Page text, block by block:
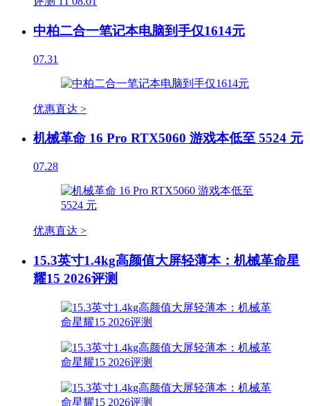
中柏二合一笔记本电脑到手仅1614元
07.31
优惠直达 >
机械革命 16 Pro RTX5060 游戏本低至 5524 元
07.28
优惠直达 >
15.3英寸1.4kg高颜值大屏轻薄本：机械革命星
耀15 2026评测